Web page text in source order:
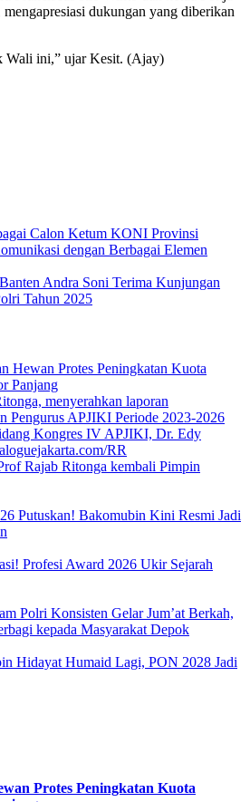
dukungan yang diberikan
Wali ini,” ujar Kesit. (Ajay)
Calon Ketum KONI Provinsi
dengan Berbagai Elemen
Andra Soni Terima Kunjungan
Tahun 2025
Hewan Protes Peningkatan Kuota
Panjang
Rajab Ritonga kembali Pimpin
Putuskan! Bakomubin Kini Resmi Jadi
Profesi Award 2026 Ukir Sejarah
Polri Konsisten Gelar Jum’at Berkah,
kepada Masyarakat Depok
Hidayat Humaid Lagi, PON 2028 Jadi
Protes Peningkatan Kuota